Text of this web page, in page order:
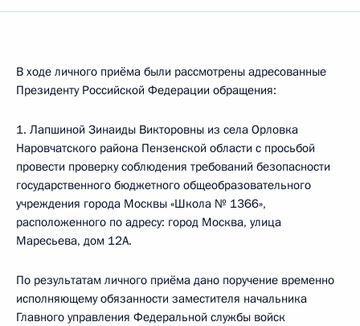
В ходе личного приёма были рассмотрены адресованные
Президенту Российской Федерации обращения:
1. Лапшиной Зинаиды Викторовны из села Орловка
Наровчатского района Пензенской области с просьбой
провести проверку соблюдения требований безопасности
государственного бюджетного общеобразовательного
учреждения города Москвы «Школа № 1366»,
расположенного по адресу: город Москва, улица
Маресьева, дом 12А.
По результатам личного приёма дано поручение временно
исполняющему обязанности заместителя начальника
Главного управления Федеральной службы войск